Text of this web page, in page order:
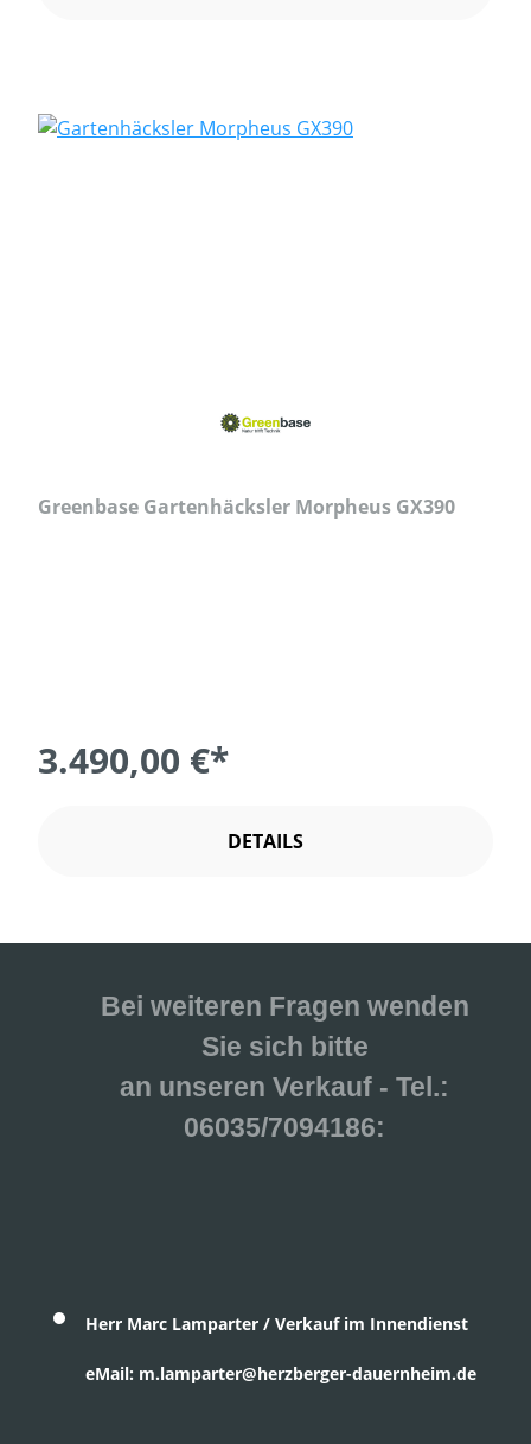
Greenbase Gartenhäcksler Morpheus GX390
3.490,00 €*
DETAILS
Bei weiteren Fragen wenden
Sie sich bitte
an unseren Verkauf - Tel.:
06035/7094186:
Herr Marc Lamparter / Verkauf im Innendienst
eMail: m.lamparter@herzberger-dauernheim.de